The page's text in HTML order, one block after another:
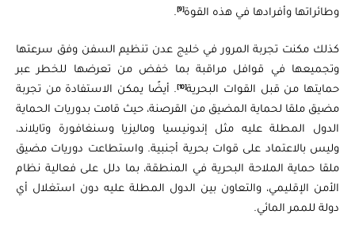
وطائراتها وأفرادها في هذه القوة[9]
.
كذلك مكنت تجربة المرور في خليج عدن تنظيم السفن وفق سرعتها
وتجميعها في قوافل مراقبة بما خفض من تعرضها للخطر عبر
حمايتها من قبل القوات البحرية[10]
. أيضًا يمكن الاستفادة من تجربة
مضيق ملقا لحماية المضيق من القرصنة، حيث قامت بدوريات الحماية
الدول المطلة عليه مثل إندونيسيا وماليزيا وسنغافورة وتايلاند،
وليس بالاعتماد على قوات بحرية أجنبية. واستطاعت دوريات مضيق
ملقا حماية الملاحة البحرية في المنطقة، بما دلل على فعالية نظام
الأمن الإقليمي، والتعاون بين الدول المطلة عليه دون استغلال أي
دولة للممر المائي.